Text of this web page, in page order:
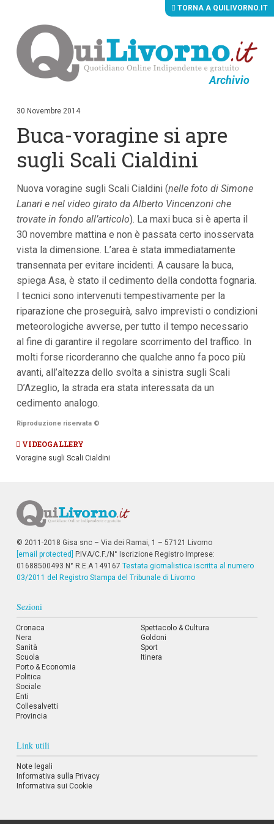
Archivio
i
i
n
n
u
i
p
i
n
i
a
l
i
a
i
l
M
e
ù
r
n
a
l
e
a
i
i
n
n
o
TORNA A QUILIVORNO.IT
30 Novembre 2014
Buca-voragine si apre
sugli Scali Cialdini
Nuova voragine sugli Scali Cialdini (nelle foto di Simone
Lanari e nel video girato da Alberto Vincenzoni che
trovate in fondo all’articolo). La maxi buca si è aperta il
30 novembre mattina e non è passata certo inosservata
vista la dimensione. L’area è stata immediatamente
transennata per evitare incidenti. A causare la buca,
spiega Asa, è stato il cedimento della condotta fognaria.
I tecnici sono intervenuti tempestivamente per la
riparazione che proseguirà, salvo imprevisti o condizioni
meteorologiche avverse, per tutto il tempo necessario
al fine di garantire il regolare scorrimento del traffico. In
molti forse ricorderanno che qualche anno fa poco più
avanti, all’altezza dello svolta a sinistra sugli Scali
D’Azeglio, la strada era stata interessata da un
cedimento analogo.
Riproduzione riservata ©
VIDEOGALLERY
Voragine sugli Scali Cialdini
© 2011-2018 Gisa snc – Via dei Ramai, 1 – 57121 Livorno
[email protected]
P.IVA/C.F./N° Iscrizione Registro Imprese:
01688500493 N° R.E.A 149167 Testata giornalistica iscritta al numero
03/2011 del Registro Stampa del Tribunale di Livorno
Sezioni
Cronaca
Nera
Sanità
Scuola
Porto & Economia
Politica
Sociale
Enti
Collesalvetti
Provincia
Spettacolo & Cultura
Goldoni
Sport
Itinera
Link utili
Note legali
Informativa sulla Privacy
Informativa sui Cookie